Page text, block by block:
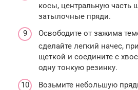
косы, центральную часть
затылочные пряди.
Освободите от зажима
сделайте легкий начес,
щеткой и соедините с
одну тонкую резинку.
Возьмите небольшую